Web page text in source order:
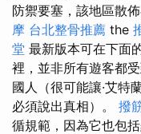
防禦要塞，該地區散
摩 台北整骨推薦 the
堂 最新版本可在下面
裡，並非所有遊客都
國人（很可能讓·艾特
必須說出真相）。 撥
循規範，因為它也包